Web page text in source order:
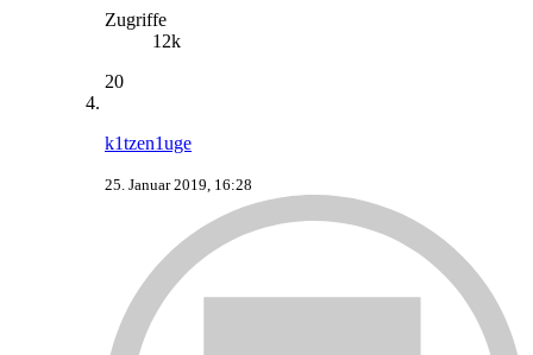
Zugriffe
12k
20
k1tzen1uge
25. Januar 2019, 16:28